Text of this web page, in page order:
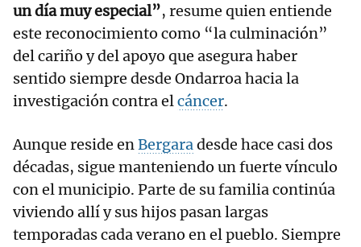
un día muy especial”, resume quien entiende
este reconocimiento como “la culminación”
del cariño y del apoyo que asegura haber
sentido siempre desde Ondarroa hacia la
investigación contra elcáncer.
Aunque reside enBergaradesde hace casi dos
décadas, sigue manteniendo un fuerte vínculo
con el municipio. Parte de su familia continúa
viviendo allí y sus hijos pasan largas
temporadas cada verano en el pueblo. Siempre